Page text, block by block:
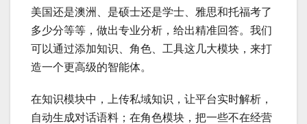
美国还是澳洲、是硕士还是学士、雅思和托福考了
多少分等等，做出专业分析，给出精准回答。我们
可以通过添加知识、角色、工具这几大模块，来打
造一个更高级的智能体。
在知识模块中，上传私域知识，让平台实时解析，
自动生成对话语料；在角色模块，把一些不在经营